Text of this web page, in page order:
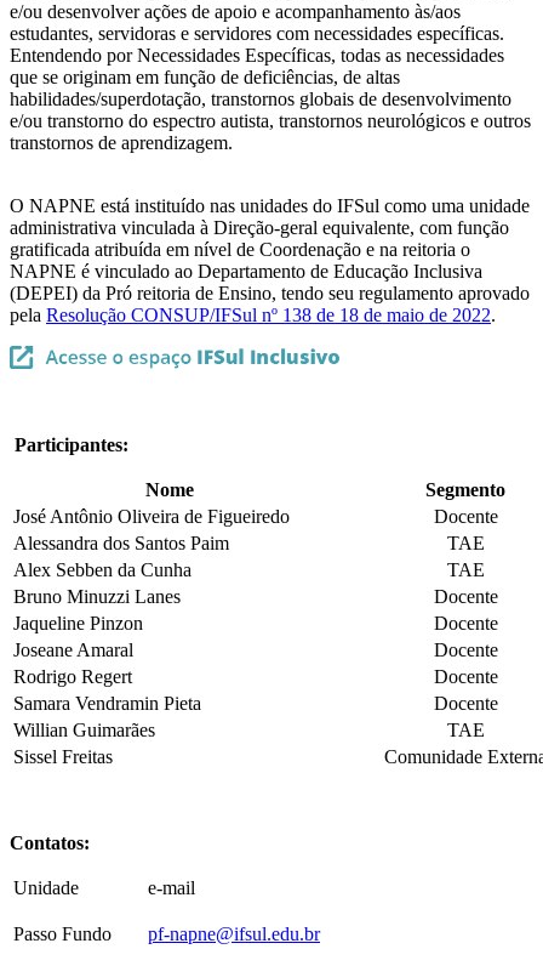
e/ou desenvolver ações de apoio e acompanhamento às/aos
estudantes, servidoras e servidores com necessidades específicas.
Entendendo por Necessidades Específicas, todas as necessidades
que se originam em função de deficiências, de altas
habilidades/superdotação, transtornos globais de desenvolvimento
e/ou transtorno do espectro autista, transtornos neurológicos e outros
transtornos de aprendizagem.
O NAPNE está instituído nas unidades do IFSul como uma unidade
administrativa vinculada à Direção-geral equivalente, com função
gratificada atribuída em nível de Coordenação e na reitoria o
NAPNE é vinculado ao Departamento de Educação Inclusiva
(DEPEI) da Pró reitoria de Ensino, tendo seu regulamento aprovado
pela Resolução CONSUP/IFSul nº 138 de 18 de maio de 2022.
Participantes:
Nome
Segmento
José Antônio Oliveira de Figueiredo
Docente
Alessandra dos Santos Paim
TAE
Alex Sebben da Cunha
TAE
Bruno Minuzzi Lanes
Docente
Jaqueline Pinzon
Docente
Joseane Amaral
Docente
Rodrigo Regert
Docente
Samara Vendramin Pieta
Docente
Willian Guimarães
TAE
Sissel Freitas
Comunidade
Contatos:
Unidade e-mail
Passo Fundo pf-napne@ifsul.edu.br